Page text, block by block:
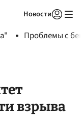
Новости
Проблемы с
взрыва